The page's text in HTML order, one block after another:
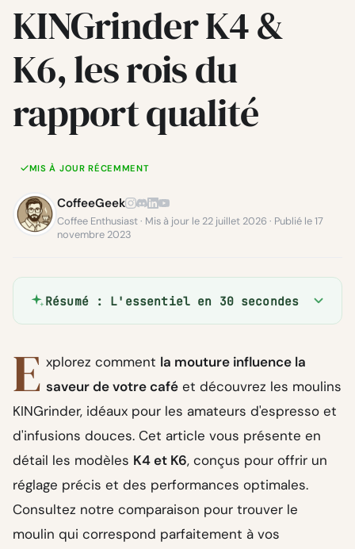
KINGrinder K4 &
K6, les rois du
rapport qualité
MIS À JOUR RÉCEMMENT
CoffeeGeek
Coffee Enthusiast · Mis à jour le 22 juillet 2026 · Publié le 17
novembre 2023
Résumé : L'essentiel en 30 secondes
E xplorez comment la mouture influence la
saveur de votre café et découvrez les moulins
KINGrinder, idéaux pour les amateurs d'espresso et
d'infusions douces. Cet article vous présente en
détail les modèles K4 et K6, conçus pour offrir un
réglage précis et des performances optimales.
Consultez notre comparaison pour trouver le
moulin qui correspond parfaitement à vos